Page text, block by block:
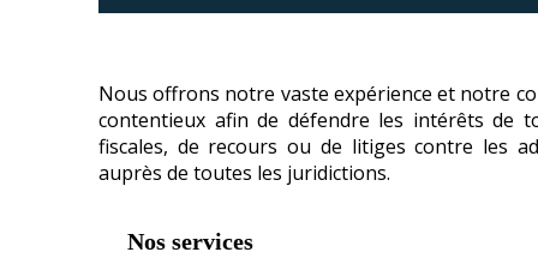
Nous offrons notre vaste expérience et notre
contentieux afin de défendre les intérêts de
fiscales, de recours ou de litiges contre les
auprès de toutes les juridictions.
Nos services